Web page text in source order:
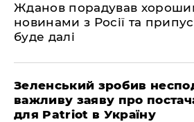
Жданов порадував
новинами з Росії та
буде далі
Зеленський зробив
важливу заяву про
для Patriot в Україну